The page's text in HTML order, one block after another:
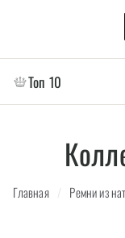
Топ 10
Главная / Ремни из